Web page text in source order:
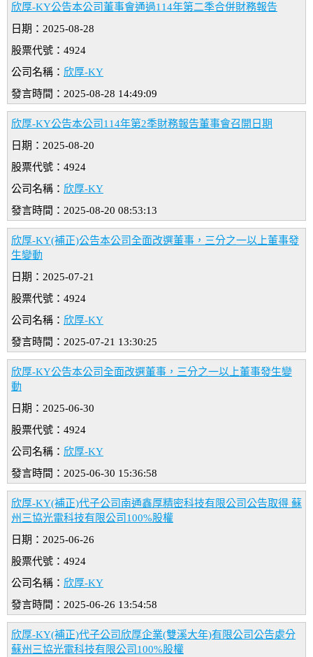
欣厚-KY公告本公司董事會通過114年第二季合併財務報告
日期：2025-08-28
股票代號：4924
公司名稱： 欣厚-KY
發言時間：2025-08-28 14:49:09
欣厚-KY公告本公司114年第2季財務報告董事會召開日期
日期：2025-08-20
股票代號：4924
公司名稱： 欣厚-KY
發言時間：2025-08-20 08:53:13
欣厚-KY(補正)公告本公司全面改選董事，三分之一以上董事發
生變動
日期：2025-07-21
股票代號：4924
公司名稱： 欣厚-KY
發言時間：2025-07-21 13:30:25
欣厚-KY公告本公司全面改選董事，三分之一以上董事發生變
動
日期：2025-06-30
股票代號：4924
公司名稱： 欣厚-KY
發言時間：2025-06-30 15:36:58
欣厚-KY(補正)代子公司南通鑫厚精密科技有限公司公告取得 蘇
州三協光電科技有限公司100%股權
日期：2025-06-26
股票代號：4924
公司名稱： 欣厚-KY
發言時間：2025-06-26 13:54:58
欣厚-KY(補正)代子公司欣厚企業(雙溪大年)有限公司公告處分
蘇州三協光電科技有限公司100%股權